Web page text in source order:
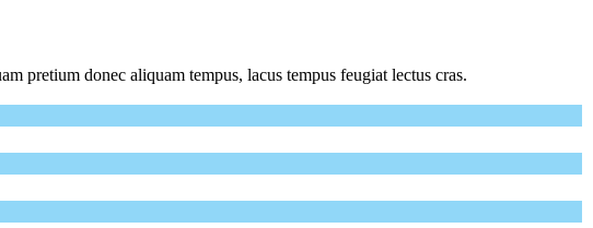
pretium donec aliquam tempus, lacus tempus feugiat lectus cras.